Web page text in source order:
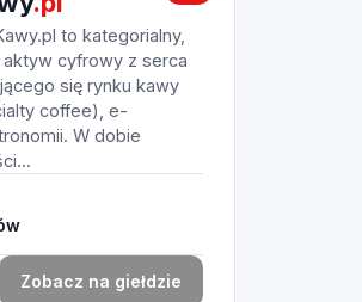
to kategorialny,
cyfrowy z serca
się rynku kawy
coffee), e-
W dobie
Zobacz na giełdzie